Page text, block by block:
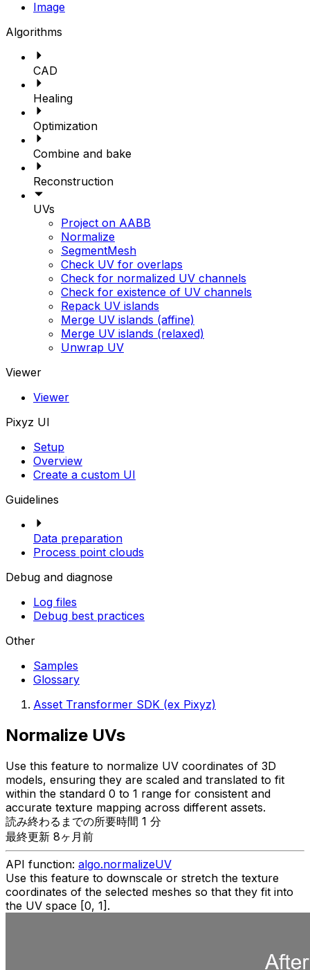
Image
Algorithms
CAD
Healing
Optimization
Combine and bake
Reconstruction
UVs
Project on AABB
Normalize
SegmentMesh
Check UV for overlaps
Check for normalized UV channels
Check for existence of UV channels
Repack UV islands
Merge UV islands (affine)
Merge UV islands (relaxed)
Unwrap UV
Viewer
Viewer
Pixyz UI
Setup
Overview
Create a custom UI
Guidelines
Data preparation
Process point clouds
Debug and diagnose
Log files
Debug best practices
Other
Samples
Glossary
Asset Transformer SDK (ex Pixyz)
Normalize UVs
Use this feature to normalize UV coordinates of 3D
models, ensuring they are scaled and translated to fit
within the standard 0 to 1 range for consistent and
accurate texture mapping across different assets.
読み終わるまでの所要時間 1 分
最終更新 8ヶ月前
API function: algo.normalizeUV
Use this feature to downscale or stretch the texture
coordinates of the selected meshes so that they fit into
the UV space [0, 1].